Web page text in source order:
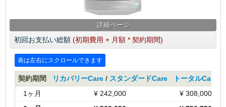
詳細ページ
初回お支払い総額 (初期費用 + 月額 * 契約期間)
契約期間 リカバリーCare / スタンダードCare
トータルCare
1ヶ月
¥ 242,000 ¥308,000